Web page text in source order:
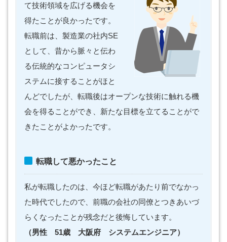
て技術領域を広げる機会を
得たことが良かったです。
転職前は、製造業の社内SE
として、昔から脈々と伝わ
る伝統的なコンピュータシ
ステムに接することがほと
んどでしたが、転職後はオープンな技術に触れる機
会を得ることができ、新たな目標を立てることがで
きたことがよかったです。
転職して悪かったこと
私が転職したのは、今ほど転職があたり前でなかっ
た時代でしたので、前職の会社の同僚とつきあいづ
らくなったことが残念だと後悔しています。
（男性 51歳 大阪府 システムエンジニア）